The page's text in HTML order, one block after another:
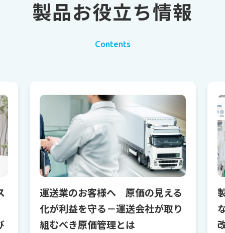
製品お役立ち情報
Contents
運送業のお客様へ 原価の見える
化が利益を守る－運送会社が取り
組むべき原価管理とは